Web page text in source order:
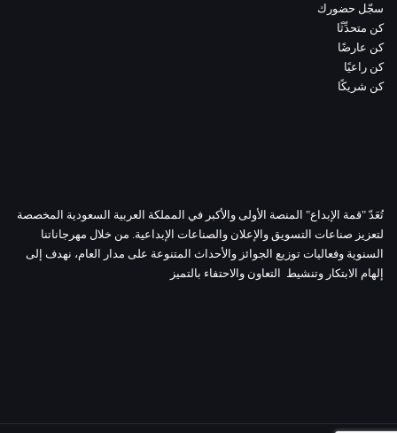
سجّل حضورك
كن متحدِّثًا
كن عارضًا
كن راعيًا
كن شريكًا
تُعَدّ "قمة الإبداع" المنصة الأولى والأكبر في المملكة العربية السعودية المخصصة
لتعزيز صناعات التسويق والإعلان والصناعات الإبداعية. من خلال مهرجاناتنا
السنوية وفعاليات توزيع الجوائز والأحداث المتنوعة على مدار العام، نهدف إلى
إلهام الابتكار وتنشيط التعاون والاحتفاء بالتميز